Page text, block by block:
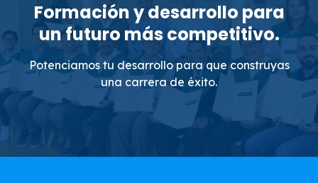
Formación y desarrollo para
un futuro más competitivo.
Potenciamos tu desarrollo para que construyas
una carrera de éxito.